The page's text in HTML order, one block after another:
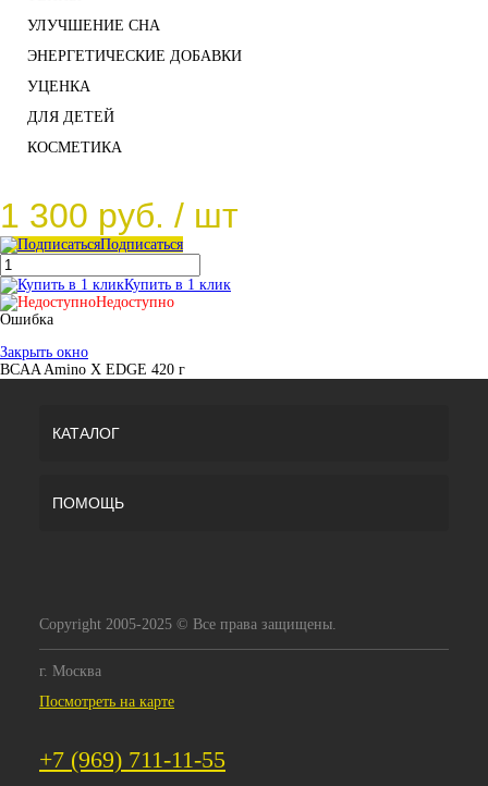
УЛУЧШЕНИЕ СНА
ЭНЕРГЕТИЧЕСКИЕ ДОБАВКИ
УЦЕНКА
ДЛЯ ДЕТЕЙ
КОСМЕТИКА
1 300 руб. / шт
Подписаться
Купить в 1 клик
Недоступно
Ошибка
Закрыть окно
BCAA Amino X EDGE 420 г
КАТАЛОГ
ПОМОЩЬ
Copyright 2005-2025 © Все права защищены.
г. Москва
Посмотреть на карте
+7 (969) 711-11-55